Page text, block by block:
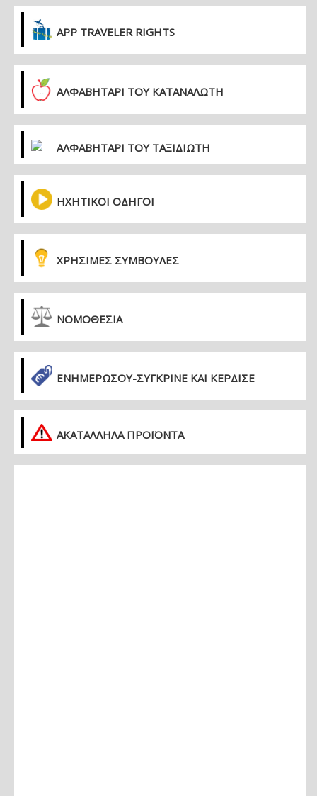
APP TRAVELER RIGHTS
ΑΛΦΑΒΗΤΑΡΙ ΤΟΥ ΚΑΤΑΝΑΛΩΤΗ
ΑΛΦΑΒΗΤΑΡΙ ΤΟΥ ΤΑΞΙΔΙΩΤΗ
ΗΧΗΤΙΚΟΙ ΟΔΗΓΟΙ
ΧΡΗΣΙΜΕΣ ΣΥΜΒΟΥΛΕΣ
ΝΟΜΟΘΕΣΙΑ
ΕΝΗΜΕΡΏΣΟΥ-ΣΎΓΚΡΙΝΕ ΚΑΙ ΚΈΡΔΙΣΕ
ΑΚΑΤΑΛΛΗΛΑ ΠΡΟΪΟΝΤΑ